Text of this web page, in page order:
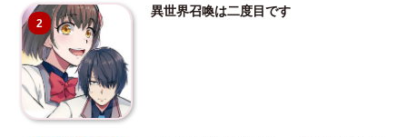
2
異世界召喚は二度目です